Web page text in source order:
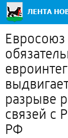
Евросоюз
разрыве
связей с
РФ